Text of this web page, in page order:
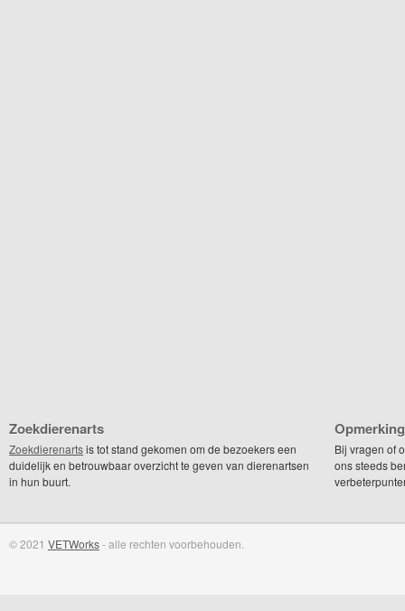
Zoekdierenarts
Zoekdierenartsis tot stand gekomen om de bezoekers een
duidelijk en betrouwbaar overzicht te geven van dierenartsen
in hun buurt.
Bij vragen of
ons steeds
© 2021 VETWorks- alle rechten voorbehouden.